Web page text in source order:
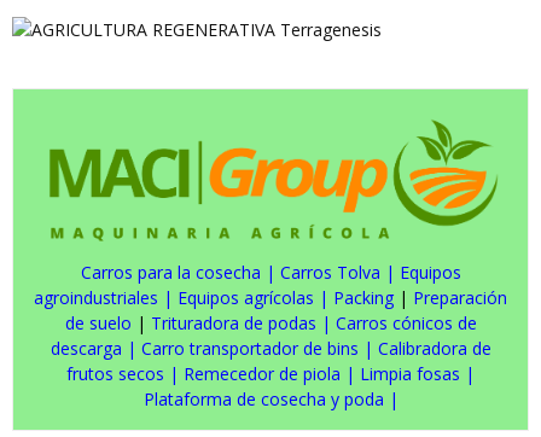
Carros para la cosecha | Carros Tolva | Equipos
agroindustriales | Equipos agrícolas | Packing | Preparación
de suelo | Trituradora de podas | Carros cónicos de
descarga | Carro transportador de bins | Calibradora de
frutos secos | Remecedor de piola | Limpia fosas |
Plataforma de cosecha y poda |